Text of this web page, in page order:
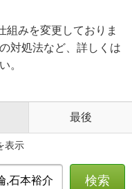
組みを変更しておりま
対処法など、詳しくは
。
最後
表示
検索